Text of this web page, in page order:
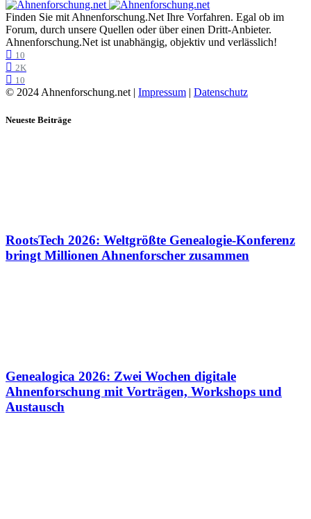
Finden Sie mit Ahnenforschung.Net Ihre Vorfahren. Egal ob im
Forum, durch unsere Quellen oder über einen Dritt-Anbieter.
Ahnenforschung.Net ist unabhängig, objektiv und verlässlich!
10
2K
10
© 2024 Ahnenforschung.net | Impressum | Datenschutz
Neueste Beiträge
RootsTech 2026: Weltgrößte Genealogie-Konferenz
bringt Millionen Ahnenforscher zusammen
Genealogica 2026: Zwei Wochen digitale
Ahnenforschung mit Vorträgen, Workshops und
Austausch